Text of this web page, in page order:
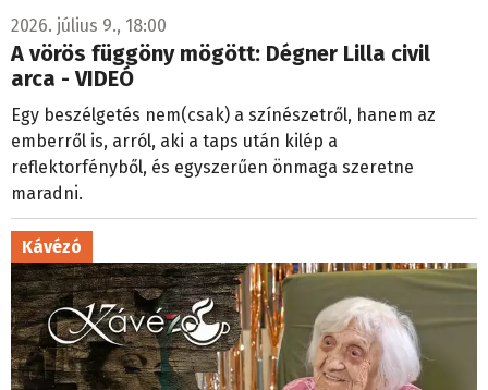
2026. július 9., 18:00
A vörös függöny mögött: Dégner Lilla civil
arca - VIDEÓ
Egy beszélgetés nem(csak) a színészetről, hanem az
emberről is, arról, aki a taps után kilép a
reflektorfényből, és egyszerűen önmaga szeretne
maradni.
Kávézó